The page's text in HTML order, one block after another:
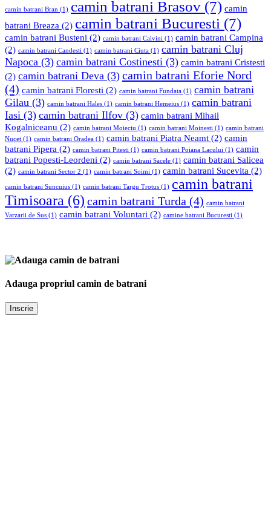
camin batrani Bran (1) camin batrani Brasov (7) camin
batrani Breaza (2) camin batrani Bucuresti (7)
camin batrani Busteni (2) camin batrani Calvini (1) camin batrani Campina
(2) camin batrani Candesti (1) camin batrani Ciuta (1) camin batrani Cluj
Napoca (3) camin batrani Costinesti (3) camin batrani Cristesti
(2) camin batrani Deva (3) camin batrani Eforie Nord
(4) camin batrani Floresti (2) camin batrani Fundata (1) camin batrani
Gilau (3) camin batrani Hales (1) camin batrani Hemeius (1) camin batrani
Iasi (3) camin batrani Ilfov (3) camin batrani Mihail
Kogalniceanu (2) camin batrani Moieciu (1) camin batrani Moinesti (1) camin batrani
Nucet (1) camin batrani Oradea (1) camin batrani Piatra Neamt (2) camin
batrani Pipera (2) camin batrani Pitesti (1) camin batrani Poiana Lacului (1) camin
batrani Popesti-Leordeni (2) camin batrani Sacele (1) camin batrani Salicea
(2) camin batrani Sector 2 (1) camin batrani Soimi (1) camin batrani Sucevita (2)
camin batrani Suncuius (1) camin batrani Targu Trotus (1) camin batrani
Timisoara (6) camin batrani Turda (4) camin batrani
Varzarii de Sus (1) camin batrani Voluntari (2) camine batrani Bucuresti (1)
Adauga propriul camin de batrani
Inscrie